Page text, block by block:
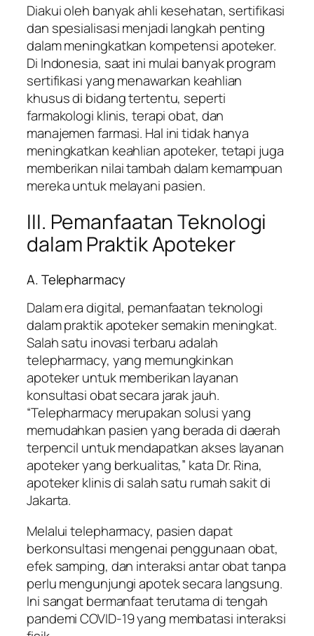
Diakui oleh banyak ahli kesehatan, sertifikasi
dan spesialisasi menjadi langkah penting
dalam meningkatkan kompetensi apoteker.
Di Indonesia, saat ini mulai banyak program
sertifikasi yang menawarkan keahlian
khusus di bidang tertentu, seperti
farmakologi klinis, terapi obat, dan
manajemen farmasi. Hal ini tidak hanya
meningkatkan keahlian apoteker, tetapi juga
memberikan nilai tambah dalam kemampuan
mereka untuk melayani pasien.
III. Pemanfaatan Teknologi
dalam Praktik Apoteker
A. Telepharmacy
Dalam era digital, pemanfaatan teknologi
dalam praktik apoteker semakin meningkat.
Salah satu inovasi terbaru adalah
telepharmacy, yang memungkinkan
apoteker untuk memberikan layanan
konsultasi obat secara jarak jauh.
“Telepharmacy merupakan solusi yang
memudahkan pasien yang berada di daerah
terpencil untuk mendapatkan akses layanan
apoteker yang berkualitas,” kata Dr. Rina,
apoteker klinis di salah satu rumah sakit di
Jakarta.
Melalui telepharmacy, pasien dapat
berkonsultasi mengenai penggunaan obat,
efek samping, dan interaksi antar obat tanpa
perlu mengunjungi apotek secara langsung.
Ini sangat bermanfaat terutama di tengah
pandemi COVID-19 yang membatasi interaksi